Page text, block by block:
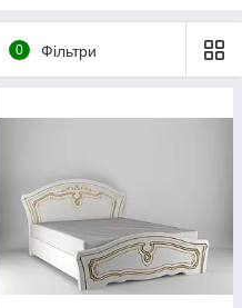
тиснением.
и две
тумбочка, комод,
Орех светлый + патина
коричневая
0 Фільтри